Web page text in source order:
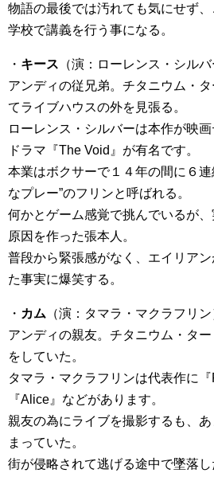
物語の最後では汚れても気にせず
学校で講義を行う事になる。
・ キース （演：ローレンス・シルバ
アンディの従兄弟。チタニウム・
てライブハウスの外を見張る。
ローレンス・シルバーは本作が映
ドラマ『The Void』が有名です。
本業はボクサーで１４年の間に６
なプレー”のフリンと呼ばれる。
何かとゲーム感覚で挑んでいるが
原因を作った張本人。
普段から緊張感がなく、エイリア
た事実に爆笑する。
・ カム （演：タマラ・マクラフリン
アンディの親友。チタニウム・タ
をしていた。
タマラ・マクラフリンは代表作に『
『Alice』などがあります。
親友の為にライブを撮影するも、
まっていた。
街が侵略されて逃げる途中で墜落